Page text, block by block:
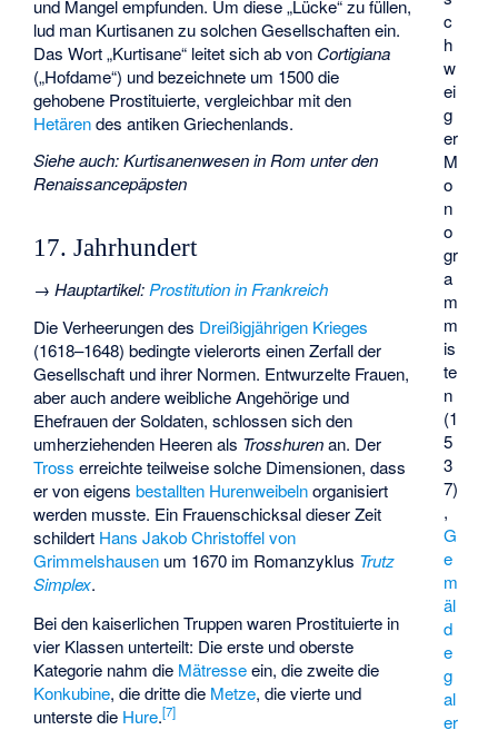
c
h
w
ei
g
er
M
o
n
o
gr
a
m
m
is
te
n
(1
5
3
7)
,
G
e
m
äl
d
e
g
al
er
und Mangel empfunden. Um diese „Lücke“ zu füllen,
lud man Kurtisanen zu solchen Gesellschaften ein.
Das Wort „Kurtisane“ leitet sich ab von Cortigiana
(„Hofdame“) und bezeichnete um 1500 die
gehobene Prostituierte, vergleichbar mit den
Hetärendes antiken Griechenlands.
Siehe auch:Kurtisanenwesen in Rom unter den
Renaissancepäpsten
17. Jahrhundert
→Hauptartikel: Prostitution in Frankreich
Die Verheerungen des Dreißigjährigen Krieges
(1618–1648) bedingte vielerorts einen Zerfall der
Gesellschaft und ihrer Normen. Entwurzelte Frauen,
aber auch andere weibliche Angehörige und
Ehefrauen der Soldaten, schlossen sich den
umherziehenden Heeren als Trosshurenan. Der
Tross erreichte teilweise solche Dimensionen, dass
er von eigensbestallten Hurenweibelnorganisiert
werden musste. Ein Frauenschicksal dieser Zeit
schildert Hans Jakob Christoffel von
Grimmelshausen um 1670 im Romanzyklus Trutz
Simplex.
Bei den kaiserlichen Truppen waren Prostituierte in
vier Klassen unterteilt: Die erste und oberste
Kategorie nahm die Mätresseein, die zweite die
Konkubine, die dritte die Metze, die vierte und
unterste die Hure.[7]